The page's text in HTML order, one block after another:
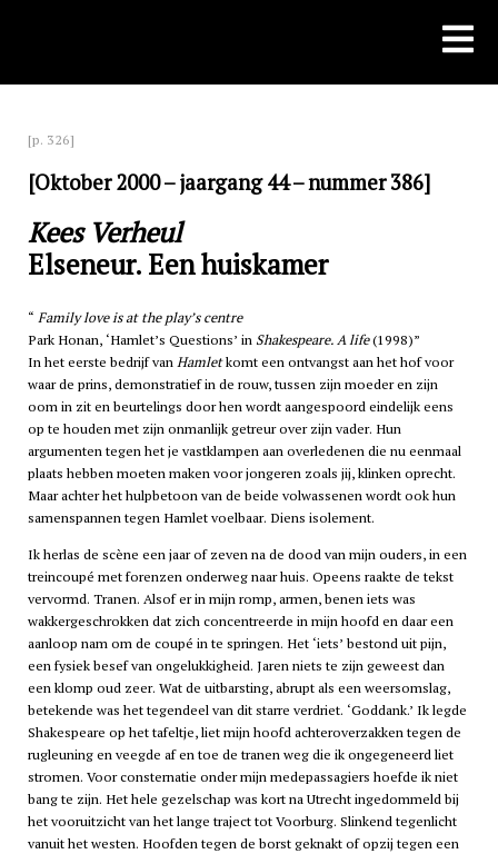
[p. 326]
[Oktober 2000 – jaargang 44 – nummer 386]
Kees Verheul
Elseneur. Een huiskamer
Family love is at the play’s centre
Park Honan, ‘Hamlet’s Questions’ in Shakespeare. A life(1998)
In het eerste bedrijf vanHamletkomt een ontvangst aan het hof voor
waar de prins, demonstratief in de rouw, tussen zijn moeder en zijn
oom in zit en beurtelings door hen wordt aangespoord eindelijk eens
op te houden met zijn onmanlijk getreur over zijn vader. Hun
argumenten tegen het je vastklampen aan overledenen die nu eenmaal
plaats hebben moeten maken voor jongeren zoals jij, klinken oprecht.
Maar achter het hulpbetoon van de beide volwassenen wordt ook hun
samenspannen tegen Hamlet voelbaar. Diens isolement.
Ik herlas de scène een jaar of zeven na de dood van mijn ouders, in een
treincoupé met forenzen onderweg naar huis. Opeens raakte de tekst
vervormd. Tranen. Alsof er in mijn romp, armen, benen iets was
wakkergeschrokken dat zich concentreerde in mijn hoofd en daar een
aanloop nam om de coupé in te springen. Het ‘iets’ bestond uit pijn,
een fysiek besef van ongelukkigheid. Jaren niets te zijn geweest dan
een klomp oud zeer. Wat de uitbarsting, abrupt als een weersomslag,
betekende was het tegendeel van dit starre verdriet. ‘Goddank.’ Ik legde
Shakespeare op het tafeltje, liet mijn hoofd achteroverzakken tegen de
rugleuning en veegde af en toe de tranen weg die ik ongegeneerd liet
stromen. Voor consternatie onder mijn medepassagiers hoefde ik niet
bang te zijn. Het hele gezelschap was kort na Utrecht ingedommeld bij
het vooruitzicht van het lange traject tot Voorburg. Slinkend tegenlicht
vanuit het westen. Hoofden tegen de borst geknakt of opzij tegen een